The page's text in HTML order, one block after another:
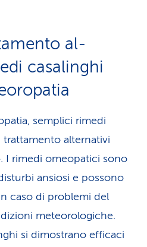
al­
casaling­hi
semplici rimedi
alternativi
I rimedi omeopatici sono
ansiosi e possono
caso di problemi del
meteorologiche.
si dimostrano efficaci